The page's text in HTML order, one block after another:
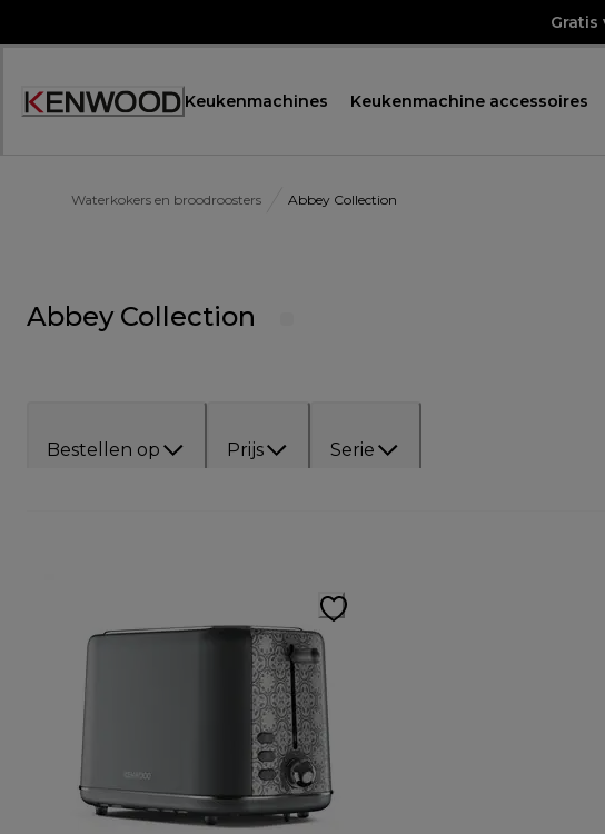
Keukenmachines Keukenmachine accessoires
Waterkokers en broodroosters Abbey Collection
Abbey Collection
Bestellen op Prijs Serie